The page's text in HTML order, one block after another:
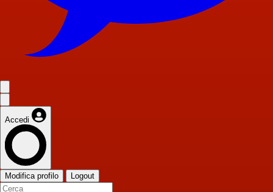
Accedi
Modifica profilo Logout